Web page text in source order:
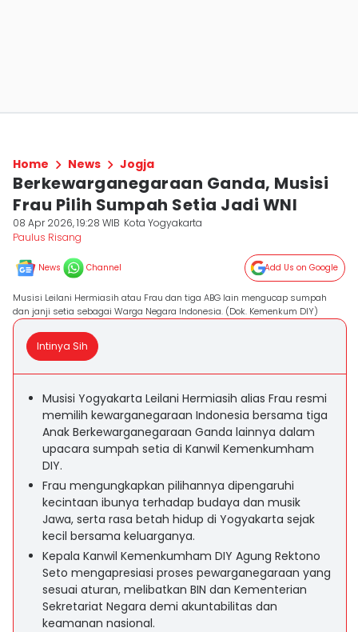
Home News Jogja
Berkewarganegaraan Ganda, Musisi
Frau Pilih Sumpah Setia Jadi WNI
08 Apr 2026, 19:28 WIB Kota Yogyakarta
Paulus Risang
News Channel Add Us on Google
Musisi Leilani Hermiasih atau Frau dan tiga ABG lain mengucap sumpah
dan janji setia sebagai Warga Negara Indonesia. (Dok. Kemenkum DIY)
Intinya Sih
Musisi Yogyakarta Leilani Hermiasih alias Frau resmi
memilih kewarganegaraan Indonesia bersama tiga
Anak Berkewarganegaraan Ganda lainnya dalam
upacara sumpah setia di Kanwil Kemenkumham
DIY.
Frau mengungkapkan pilihannya dipengaruhi
kecintaan ibunya terhadap budaya dan musik
Jawa, serta rasa betah hidup di Yogyakarta sejak
kecil bersama keluarganya.
Kepala Kanwil Kemenkumham DIY Agung Rektono
Seto mengapresiasi proses pewarganegaraan yang
sesuai aturan, melibatkan BIN dan Kementerian
Sekretariat Negara demi akuntabilitas dan
keamanan nasional.